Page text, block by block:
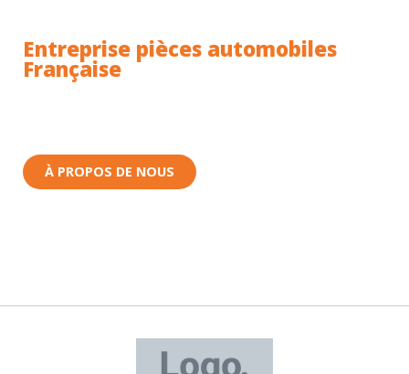
Entreprise pièces automobiles
Française
À PROPOS DE NOUS